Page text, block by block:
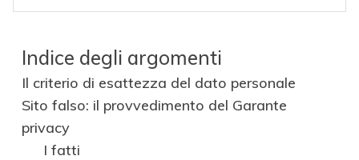
Indice degli argomenti
Il criterio di esattezza del dato personale
Sito falso: il provvedimento del Garante
privacy
I fatti